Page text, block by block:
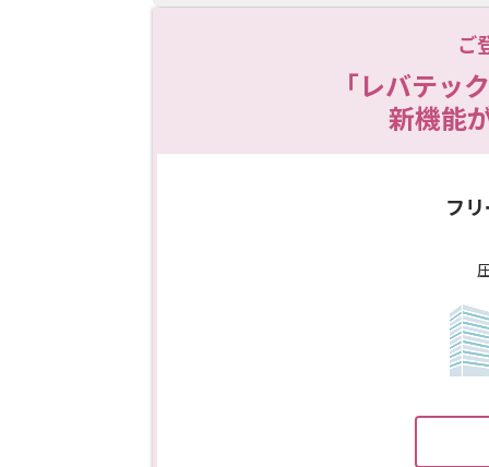
ご
「レバテッ
新機能
フ